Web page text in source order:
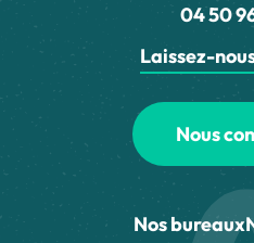
04 50
Laissez-
Nous
Nos bureaux